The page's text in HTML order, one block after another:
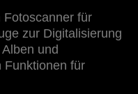
Fotoscanner für
zur Digitalisierung
und
Funktionen für